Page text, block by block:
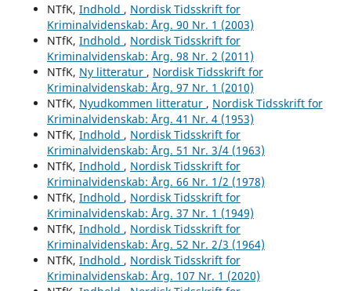
NTfK, Indhold , Nordisk Tidsskrift for
Kriminalvidenskab: Årg. 90 Nr. 1 (2003)
NTfK, Indhold , Nordisk Tidsskrift for
Kriminalvidenskab: Årg. 98 Nr. 2 (2011)
NTfK, Ny litteratur , Nordisk Tidsskrift for
Kriminalvidenskab: Årg. 97 Nr. 1 (2010)
NTfK, Nyudkommen litteratur , Nordisk Tidsskrift for
Kriminalvidenskab: Årg. 41 Nr. 4 (1953)
NTfK, Indhold , Nordisk Tidsskrift for
Kriminalvidenskab: Årg. 51 Nr. 3/4 (1963)
NTfK, Indhold , Nordisk Tidsskrift for
Kriminalvidenskab: Årg. 66 Nr. 1/2 (1978)
NTfK, Indhold , Nordisk Tidsskrift for
Kriminalvidenskab: Årg. 37 Nr. 1 (1949)
NTfK, Indhold , Nordisk Tidsskrift for
Kriminalvidenskab: Årg. 52 Nr. 2/3 (1964)
NTfK, Indhold , Nordisk Tidsskrift for
Kriminalvidenskab: Årg. 107 Nr. 1 (2020)